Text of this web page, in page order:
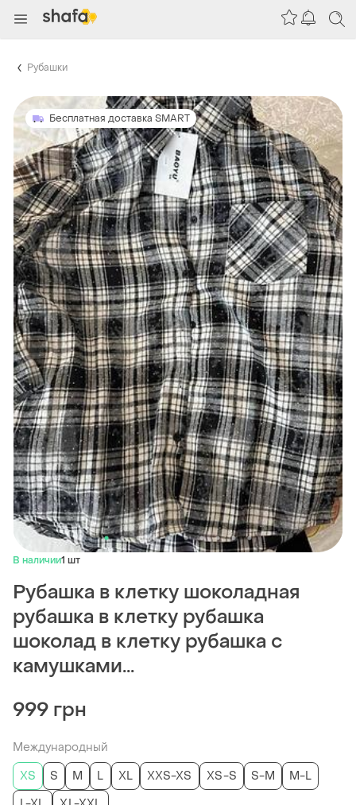
Рубашки
Бесплатная доставка SMART
В наличии1 шт
Рубашка в клетку шоколадная
рубашка в клетку рубашка
шоколад в клетку рубашка с
камушками...
999 грн
Международный
ХS
S M L XL XXS-XS XS-S S-M
M-L